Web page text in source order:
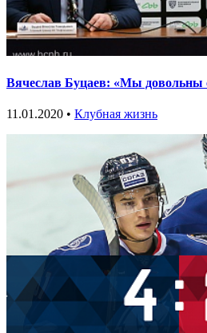
Вячеслав Буцаев: «Мы довольны
11.01.2020 • Клубная жизнь